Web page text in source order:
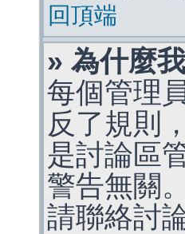
回頂端
» 為什麼
每個管理
反了規則
是討論區
警告無關
請聯絡討